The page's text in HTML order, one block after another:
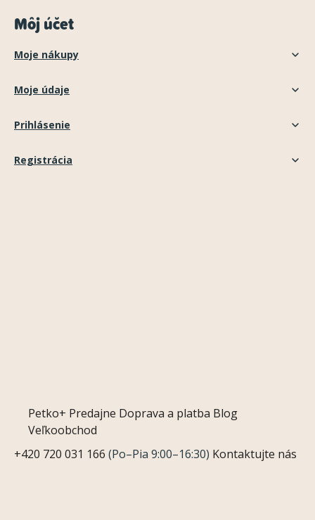
Môj účet
Moje nákupy
Moje údaje
Prihlásenie
Registrácia
Petko+ Predajne Doprava a platba Blog
Veľkoobchod
+420 720 031 166 (Po–Pia 9:00–16:30) Kontaktujte nás